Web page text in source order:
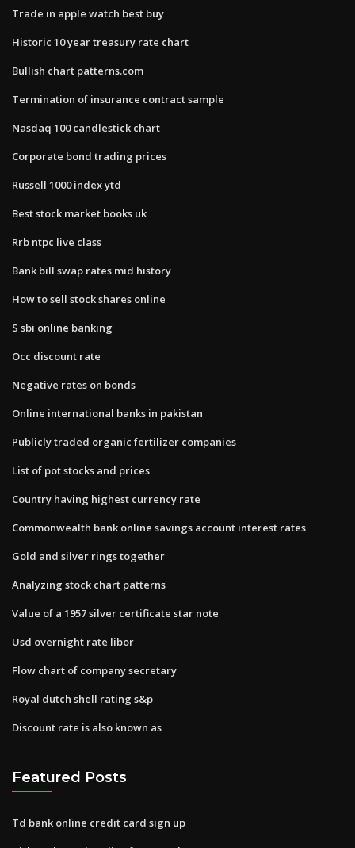
Trade in apple watch best buy
Historic 10 year treasury rate chart
Bullish chart patterns.com
Termination of insurance contract sample
Nasdaq 100 candlestick chart
Corporate bond trading prices
Russell 1000 index ytd
Best stock market books uk
Rrb ntpc live class
Bank bill swap rates mid history
How to sell stock shares online
S sbi online banking
Occ discount rate
Negative rates on bonds
Online international banks in pakistan
Publicly traded organic fertilizer companies
List of pot stocks and prices
Country having highest currency rate
Commonwealth bank online savings account interest rates
Gold and silver rings together
Analyzing stock chart patterns
Value of a 1957 silver certificate star note
Usd overnight rate libor
Flow chart of company secretary
Royal dutch shell rating s&p
Discount rate is also known as
Featured Posts
Td bank online credit card sign up